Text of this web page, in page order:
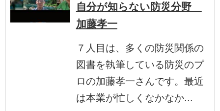
自分が知らない防災分野
加藤孝一
７人目は、多くの防災関係の
図書を執筆している防災のプ
ロの加藤孝一さんです。最近
は本業が忙しくなかなか...